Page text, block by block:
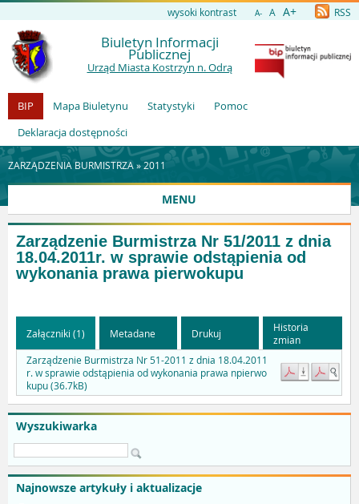
wysoki kontrast A- A A+ RSS
Biuletyn Informacji
Publicznej
Urząd Miasta Kostrzyn n. Odrą
BIP Mapa Biuletynu Statystyki
Pomoc
Deklaracja dostępności
ZARZĄDZENIA BURMISTRZA » 2011
MENU
Wyszukiwarka
Najnowsze artykuły i aktualizacje
Zarządzenie Burmistrza Nr 51/2011 z dnia
18.04.2011r. w sprawie odstąpienia od
wykonania prawa pierwokupu
Załączniki (1) Metadane Drukuj
Historia
zmian
Zarządzenie Burmistrza Nr 51-2011 z dnia 18.04.2011
r. w sprawie odstąpienia od wykonania prawa npierwo
kupu (36.7kB)